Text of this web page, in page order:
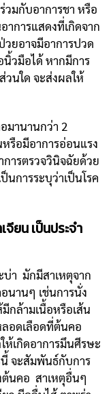
วมกับอาการชา หรือ
การแสดงที่เกิดจาก
ยอาจมีอาการปวด
วมือได้ หากมีการ
นใด จะส่งผลให้
านานกว่า 2
รือมีอาการอ่อนแรง
ารตรวจวินิจฉัยด้วย
นการระบุว่าเป็นโรค
ยน เป็นประจำ
มักมีสาเหตุจาก
นานๆ เช่นการนั่ง
กล้ามเนื้อหรือเส้น
ลอดเลือดที่ต้นคอ
ห้เกิดอาการมึนศีรษะ
จะสัมพันธ์กับการ
ต้นคอ สาเหตุอื่นๆ